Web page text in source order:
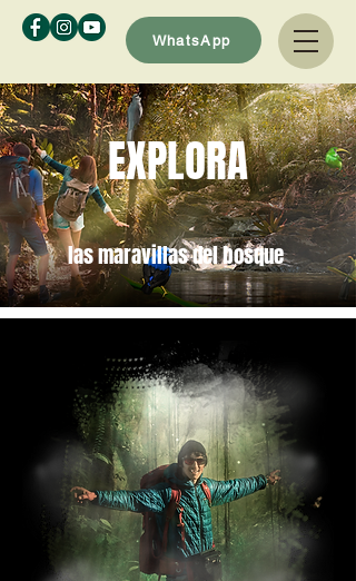
WhatsApp
EXPLORA
las maravillas del bosque